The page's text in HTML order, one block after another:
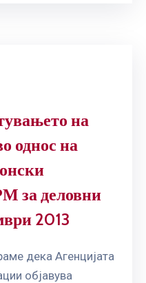
на
однос на
за деловни
2013
дека Агенцијата
објавува